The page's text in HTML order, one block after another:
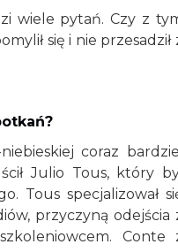
wiele pytań. Czy z
się i nie przesadził
coraz
Julio Tous, który
Tous specjalizował
przyczyną odejścia
Conte